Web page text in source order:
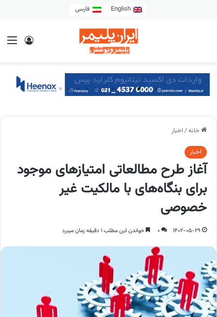
English فارسی
خانه/ اخبار
اخبار
آغاز طرح مطالعاتی امتیازهای موجود
برای بنگاه‌های با مالکیت غیر
خصوصی
1402-05-29
0 خواندن این مطلب 1 دقیقه زمان میبرد